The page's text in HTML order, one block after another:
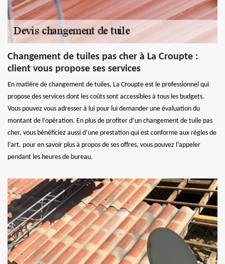
Changement de tuiles pas cher à La Croupte :
client vous propose ses services
En matière de changement de tuiles, La Croupte est le professionnel qui
propose des services dont les coûts sont accessibles à tous les budgets.
Vous pouvez vous adresser à lui pour lui demander une évaluation du
montant de l’opération. En plus de profiter d’un changement de tuile pas
cher, vous bénéficiez aussi d’une prestation qui est conforme aux règles de
l’art. pour en savoir plus à propos de ses offres, vous pouvez l’appeler
pendant les heures de bureau.